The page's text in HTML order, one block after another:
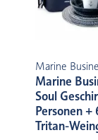
Marine
Marine
Soul
Personen +
Tritan-